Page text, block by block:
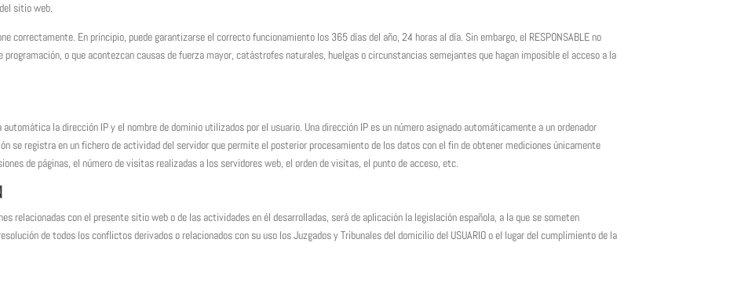
sitio web.
correctamente. En principio, puede garantizarse el correcto funcionamiento los 365 días del año, 24 horas al día. Sin embargo, el RESPONSABLE no
o que acontezcan causas de fuerza mayor, catástrofes naturales, huelgas o circunstancias semejantes que hagan imposible el acceso a la
la dirección IP y el nombre de dominio utilizados por el usuario. Una dirección IP es un número asignado automáticamente a un ordenador
se registra en un fichero de actividad del servidor que permite el posterior procesamiento de los datos con el fin de obtener mediciones únicamente
de páginas, el número de visitas realizadas a los servidores web, el orden de visitas, el punto de acceso, etc.
relacionadas con el presente sitio web o de las actividades en él desarrolladas, será de aplicación la legislación española, a la que se someten
de todos los conflictos derivados o relacionados con su uso los Juzgados y Tribunales del domicilio del USUARIO o el lugar del cumplimiento de la